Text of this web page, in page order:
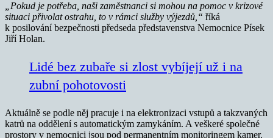
„Pokud je potřeba, naši zaměstnanci si mohou na pomoc v krizové
situaci přivolat ostrahu, to v rámci služby výjezdů,“ říká
k posilování bezpečnosti předseda představenstva Nemocnice Písek
Jiří Holan.
Lidé bez zubaře si zlost vybíjejí už i na
zubní pohotovosti
Aktuálně se podle něj pracuje i na elektronizaci vstupů a takzvaných
katrů na oddělení s automatickým zamykáním. A veškeré společné
prostory v nemocnici jsou pod permanentním monitoringem kamer.